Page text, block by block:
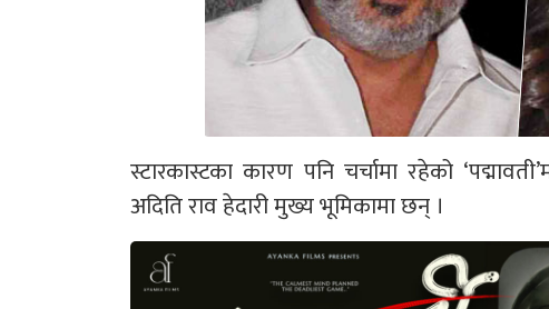
स्टारकास्टका कारण पनि चर्चामा रहेको
अदिति राव हेदारी मुख्य भूमिकामा छन् ।